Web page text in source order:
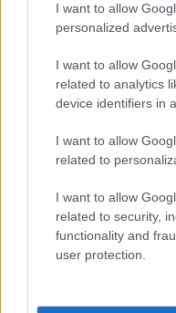
I want to allow
personalized
I want to allow
related to analytics
device identifiers in
I want to allow
related to
I want to allow
related to security,
functionality and
user protection.